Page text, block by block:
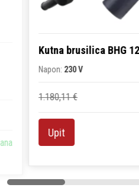
Kutna brusilica BHG
Napon: 230 V
1.180,11 €
Upit